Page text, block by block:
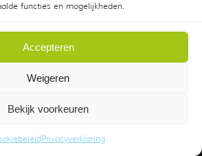
functies en mogelijkheden.
Accepteren
Weigeren
Bekijk voorkeuren
Privacyverklaring
Algemene
KMZ